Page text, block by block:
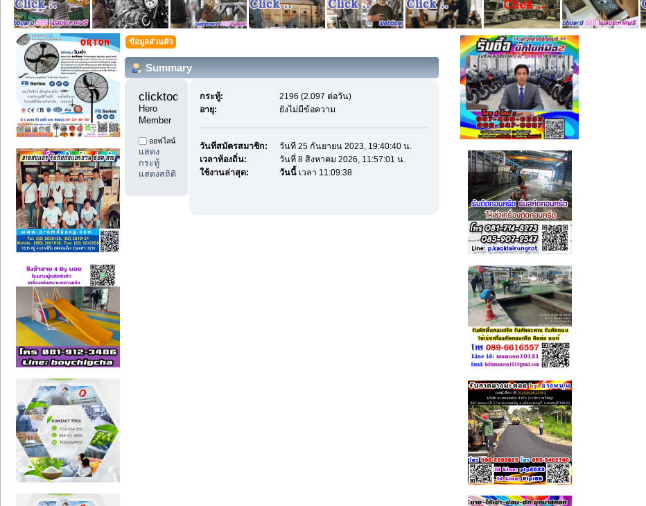
ข้อมูลส่วนตัว
Summary
clicktoday99
Hero
Member
ออฟไลน์
แสดง
กระทู้
แสดงสถิติ
กระทู้:
2196 (2.097 ต่อวัน)
อายุ:
ยังไม่มีข้อความ
วันที่สมัครสมาชิก:
วันที่ 25 กันยายน 2023, 19:40:40 น.
เวลาท้องถิ่น:
วันที่ 8 สิงหาคม 2026, 11:57:01 น.
ใช้งานล่าสุด:
วันนี้ เวลา 11:09:38